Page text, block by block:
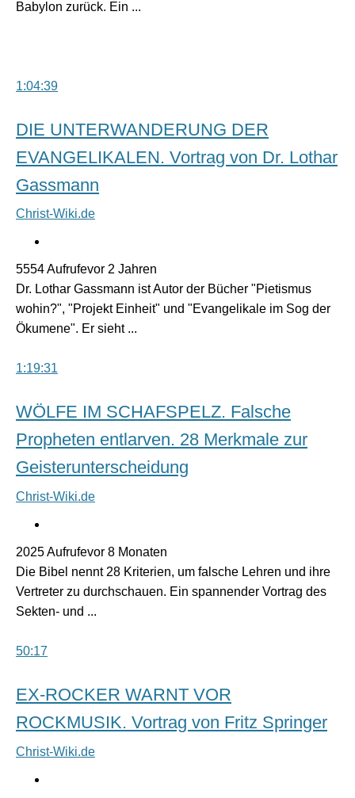
Babylon zurück. Ein ...
1:04:39
DIE UNTERWANDERUNG DER
EVANGELIKALEN. Vortrag von Dr. Lothar
Gassmann
Christ-Wiki.de
5554 Aufrufevor 2 Jahren
Dr. Lothar Gassmann ist Autor der Bücher "Pietismus
wohin?", "Projekt Einheit" und "Evangelikale im Sog der
Ökumene". Er sieht ...
1:19:31
WÖLFE IM SCHAFSPELZ. Falsche
Propheten entlarven. 28 Merkmale zur
Geisterunterscheidung
Christ-Wiki.de
2025 Aufrufevor 8 Monaten
Die Bibel nennt 28 Kriterien, um falsche Lehren und ihre
Vertreter zu durchschauen. Ein spannender Vortrag des
Sekten- und ...
50:17
EX-ROCKER WARNT VOR
ROCKMUSIK. Vortrag von Fritz Springer
Christ-Wiki.de